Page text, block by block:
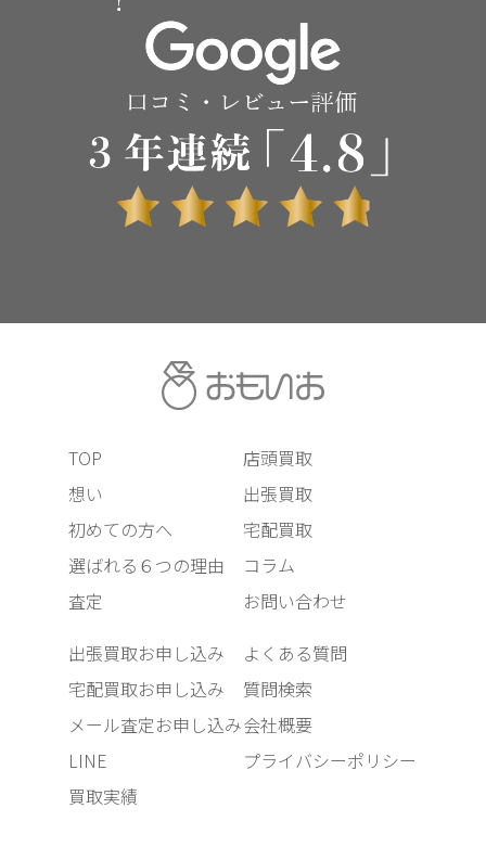
TOP
想い
初めての方へ
選ばれる６つの理由
査定
店頭買取
出張買取
宅配買取
コラム
お問い合わせ
出張買取お申し込み
宅配買取お申し込み
メール査定お申し込み
LINE
買取実績
よくある質問
質問検索
会社概要
プライバシーポリシー